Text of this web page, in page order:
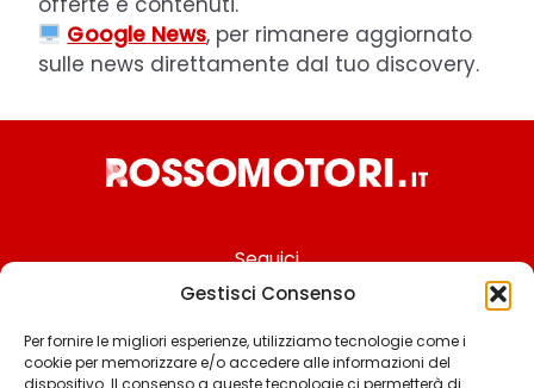
Gestisci Consenso
Per fornire le migliori esperienze, utilizziamo tecnologie come i
cookie per memorizzare e/o accedere alle informazioni del
dispositivo. Il consenso a queste tecnologie ci permetterà di
Google News, per rimanere aggiornato
sulle news direttamente dal tuo discovery.
Seguici
Chi siamo